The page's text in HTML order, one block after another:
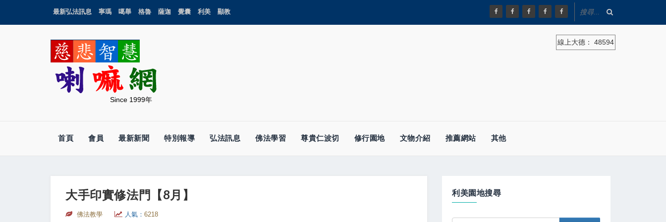
最新弘法訊息 寧瑪 噶舉 格魯 薩迦 覺囊 利美 顯教
Since 1999年
線上大德： 48594
首頁 會員 最新新聞 特別報導 弘法訊息 佛法學習 尊貴仁波切 修行園地 文物介紹 推薦網站 其他
大手印實修法門【8月】
佛法教學 人氣： 6218
利美園地搜尋